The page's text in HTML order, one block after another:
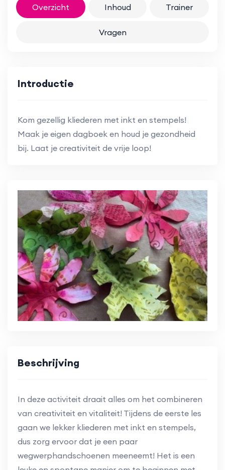
Overzicht Inhoud Trainer
Vragen
Introductie
Kom gezellig kliederen met inkt en stempels!
Maak je eigen dagboek en houd je gezondheid
bij. Laat je creativiteit de vrije loop!
Beschrijving
In deze activiteit draait alles om het combineren
van creativiteit en vitaliteit! Tijdens de eerste les
gaan we lekker kliederen met inkt en stempels,
dus zorg ervoor dat je een paar
wegwerphandschoenen meeneemt! Het is een